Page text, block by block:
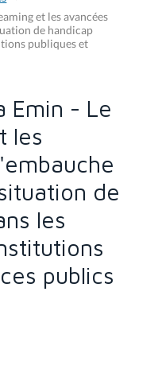
et les avancées
de handicap
publiques et
Emin - Le
les
de
les
publics